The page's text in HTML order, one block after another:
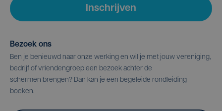
Inschrijven
Bezoek ons
Ben je benieuwd naar onze werking en wil je met jouw vereniging,
bedrijf of vriendengroep een bezoek achter de
schermen brengen? Dan kan je een begeleide rondleiding
boeken.